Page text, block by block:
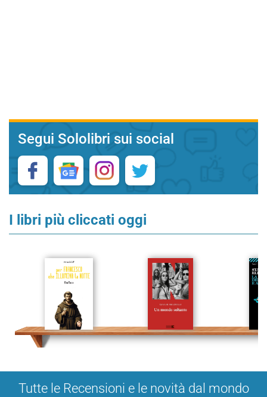
Segui Sololibri sui social
I libri più cliccati oggi
Tutte le Recensioni e le novità dal mondo